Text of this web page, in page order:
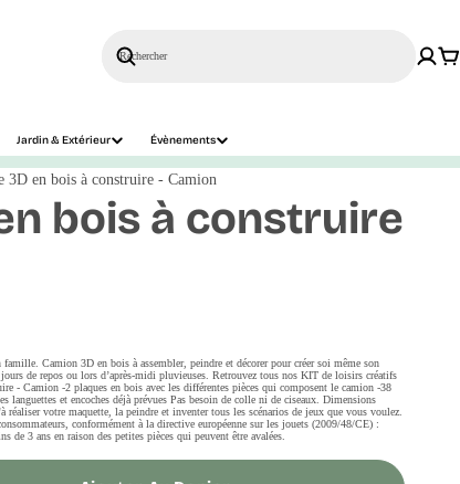
Jardin & Extérieur Évènements
Rechercher
3D en bois à construire - Camion
bois à construire
Camion 3D en bois à assembler, peindre et décorer pour créer soi même son
de repos ou lors d’après-midi pluvieuses. Retrouvez tous nos KIT de loisirs créatifs
- Camion -2 plaques en bois avec les différentes pièces qui composent le camion -38
languettes et encoches déjà prévues Pas besoin de colle ni de ciseaux. Dimensions
votre maquette, la peindre et inventer tous les scénarios de jeux que vous voulez.
conformément à la directive européenne sur les jouets (2009/48/CE) :
de 3 ans en raison des petites pièces qui peuvent être avalées.